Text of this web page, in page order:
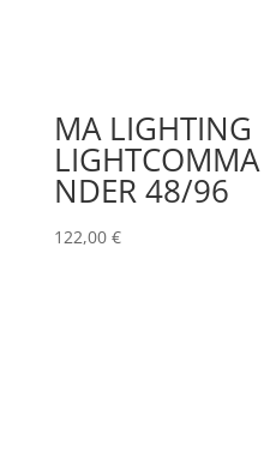
MA LIGHTING
LIGHTCOMMA
NDER 48/96
122,00 €